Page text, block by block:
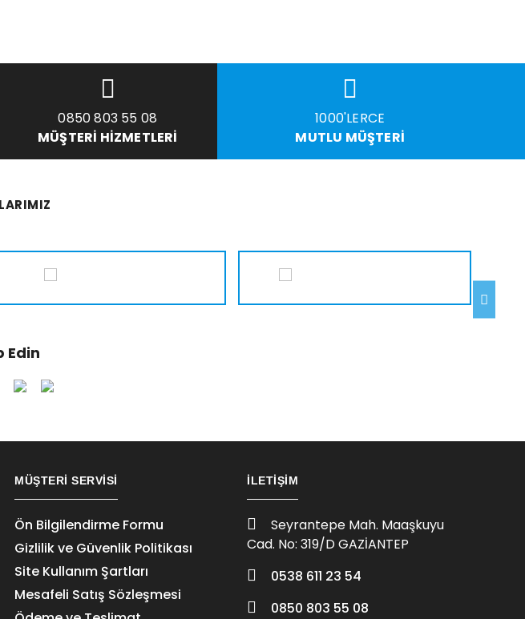
0850 803 55 08
MÜŞTERI HIZMETLERI
1000'LERCE
MUTLU MÜŞTERI
Edin
MÜŞTERI SERVISI
Ön Bilgilendirme Formu
Gizlilik ve Güvenlik Politikası
Site Kullanım Şartları
Mesafeli Satış Sözleşmesi
İLETIŞIM
Seyrantepe Mah. Maaşkuyu
Cad. No: 319/D GAZİANTEP
0538 611 23 54
0850 803 55 08